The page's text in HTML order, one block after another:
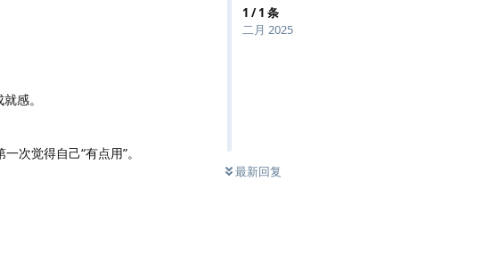
1 /1 条
二月 2025
最新回复
感。
次觉得自己“有点用”。